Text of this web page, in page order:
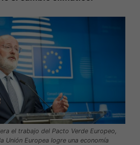
el trabajo del Pacto Verde Europeo,
Unión Europea logre una economía